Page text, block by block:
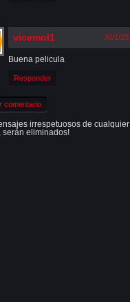
vicemol1 30/1/23
Buena pelicula
Responder
comentario
irrespetuosos de cualquier
serán eliminados!